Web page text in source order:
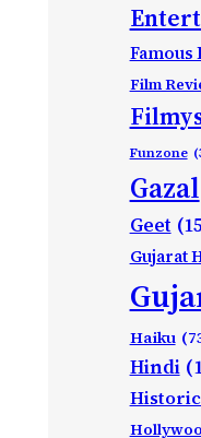
Film
Funzone
Gazal
Geet
Gujarat
Haiku
Hindi